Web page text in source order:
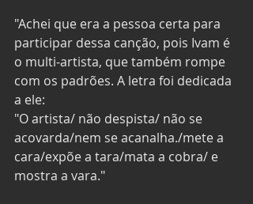
"Achei que era a pessoa certa para
participar dessa canção, pois Ivam é
o multi-artista, que também rompe
com os padrões. A letra foi dedicada
a ele:
"O artista/ não despista/ não se
acovarda/nem se acanalha./mete a
cara/expõe a tara/mata a cobra/ e
mostra a vara."